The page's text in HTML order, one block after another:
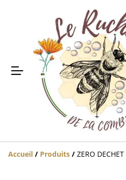
Accueil / Produits / ZERO